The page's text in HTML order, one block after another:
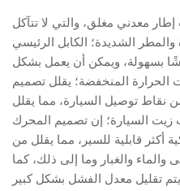
معدني مغلق، والتي لا تتآكل
والمطر الشديدة؛ الكابل الرئيسي
بسهولة، ويمكن أن يعمل بشكل
المنخفضة؛ يقلل تصميم
نقاط توصيل السيارة، مما يقلل
السيارة؛ إن تصميم المحرك
أكثر قابلية للسير، مما يقلل من
والغبار وما إلى ذلك، كما